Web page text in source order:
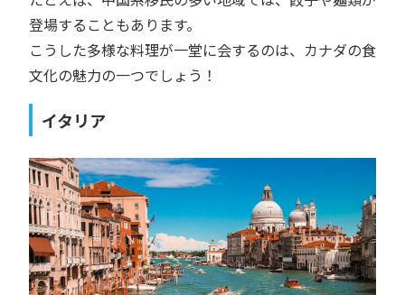
登場することもあります。
こうした多様な料理が一堂に会するのは、カナダの食
文化の魅力の一つでしょう！
イタリア